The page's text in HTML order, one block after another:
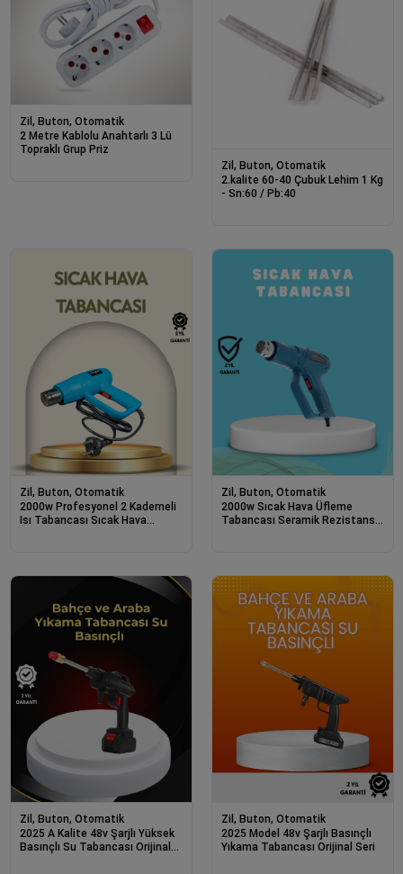
Zil, Buton, Otomatik
2 Metre Kablolu Anahtarlı 3 Lü
Topraklı Grup Priz
Zil, Buton, Otomatik
2.kalite 60-40 Çubuk Lehim 1 Kg
- Sn:60 / Pb:40
Zil, Buton, Otomatik
2000w Profesyonel 2 Kademeli
Isı Tabancası Sıcak Hava
Zil, Buton, Otomatik
2000w Sıcak Hava Üfleme
Tabancası Seramik Rezistanslı
Zil, Buton, Otomatik
2025 A Kalite 48v Şarjlı Yüksek
Basınçlı Su Tabancası Orijinal
Zil, Buton, Otomatik
2025 Model 48v Şarjlı Basınçlı
Yıkama Tabancası Orijinal Seri